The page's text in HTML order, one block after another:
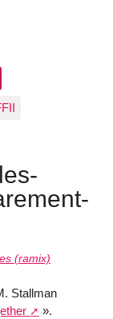
(ramix)
Stallman
».